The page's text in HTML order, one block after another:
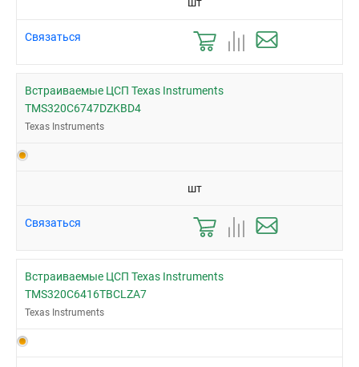
Связаться
Встраиваемые ЦСП Texas Instruments
TMS320C6747DZKBD4
Texas Instruments
шт
Связаться
Встраиваемые ЦСП Texas Instruments
TMS320C6416TBCLZA7
Texas Instruments